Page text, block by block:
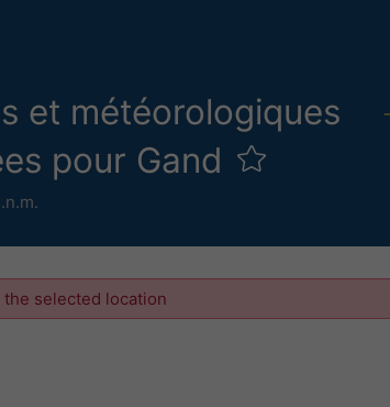
et météorologiques
pour Gand
selected location